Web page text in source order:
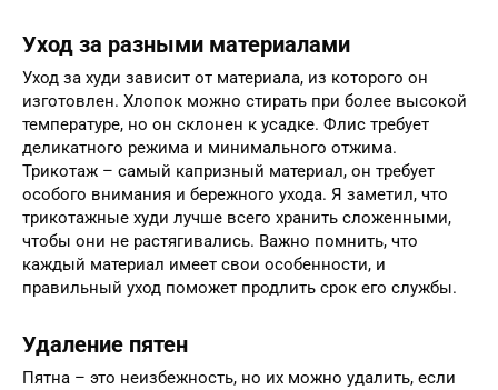
Уход за разными материалами
Уход за худи зависит от материала, из которого он
изготовлен. Хлопок можно стирать при более высокой
температуре, но он склонен к усадке. Флис требует
деликатного режима и минимального отжима.
Трикотаж – самый капризный материал, он требует
особого внимания и бережного ухода. Я заметил, что
трикотажные худи лучше всего хранить сложенными,
чтобы они не растягивались. Важно помнить, что
каждый материал имеет свои особенности, и
правильный уход поможет продлить срок его службы.
Удаление пятен
Пятна – это неизбежность, но их можно удалить, если